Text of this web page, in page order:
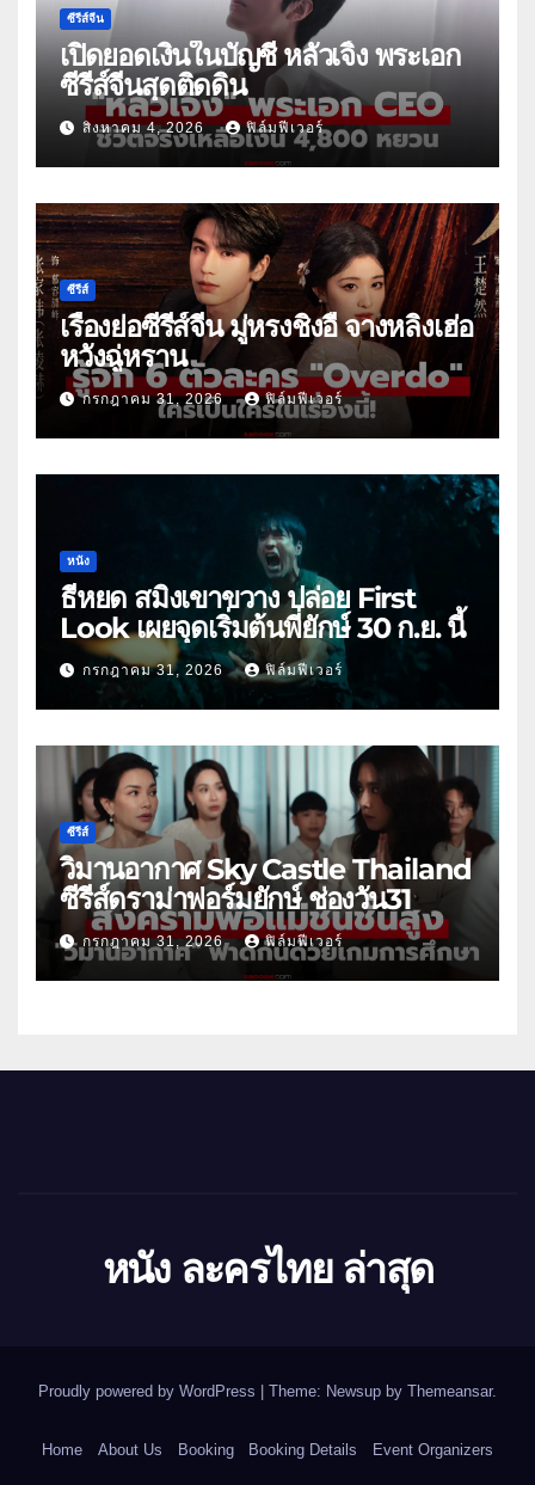
ซีรีส์จีน
เปิดยอดเงินในบัญชี หลัวเจิ้ง พระเอก
ซีรีส์จีนสุดติดดิน
สิงหาคม 4, 2026 ฟิล์มฟีเวอร์
ซีรีส์
เรื่องย่อซีรีส์จีน มู่หรงชิงอี้ จางหลิงเฮ่อ
หวังฉู่หราน
กรกฎาคม 31, 2026 ฟิล์มฟีเวอร์
หนัง
ธี่หยด สมิงเขาขวาง ปล่อย First
Look เผยจุดเริ่มต้นพี่ยักษ์ 30 ก.ย. นี้
กรกฎาคม 31, 2026 ฟิล์มฟีเวอร์
ซีรีส์
วิมานอากาศ Sky Castle Thailand
ซีรีส์ดราม่าฟอร์มยักษ์ ช่องวัน31
กรกฎาคม 31, 2026 ฟิล์มฟีเวอร์
หนัง ละครไทย ล่าสุด
Proudly powered by WordPress Theme: Newsup by Themeansar.
Home About Us Booking Booking Details Event Organizers